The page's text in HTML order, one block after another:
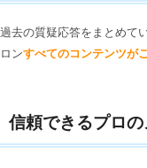
過去の質疑応答をまとめて
ロンすべてのコンテンツが
信頼できるプロ